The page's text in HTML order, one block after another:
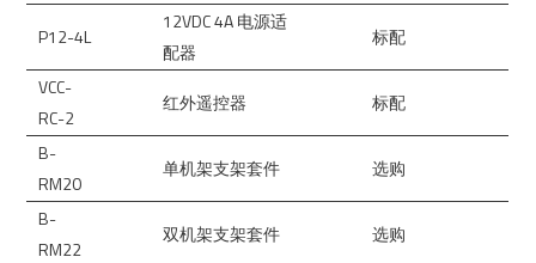
P12-4L
12VDC 4A 电源适
配器
标配
VCC-
RC-2
红外遥控器
标配
B-
RM20
单机架支架套件
选购
B-
RM22
双机架支架套件
选购